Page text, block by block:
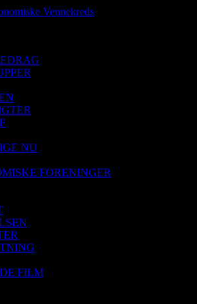
NU
FORENINGER
FILM